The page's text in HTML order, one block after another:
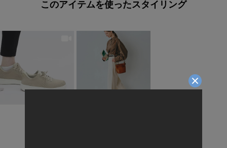
このアイテムを使ったスタイリング